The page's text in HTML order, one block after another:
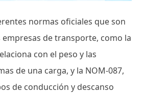
normas oficiales que son
empresas de transporte, como la
con el peso y las
de una carga, y la NOM-087,
de conducción y descanso